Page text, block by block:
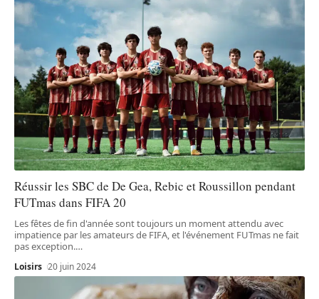
Réussir les SBC de De Gea, Rebic et Roussillon pendant
FUTmas dans FIFA 20
Les fêtes de fin d'année sont toujours un moment attendu avec
impatience par les amateurs de FIFA, et l'événement FUTmas ne fait
pas exception.…
Loisirs 20 juin 2024